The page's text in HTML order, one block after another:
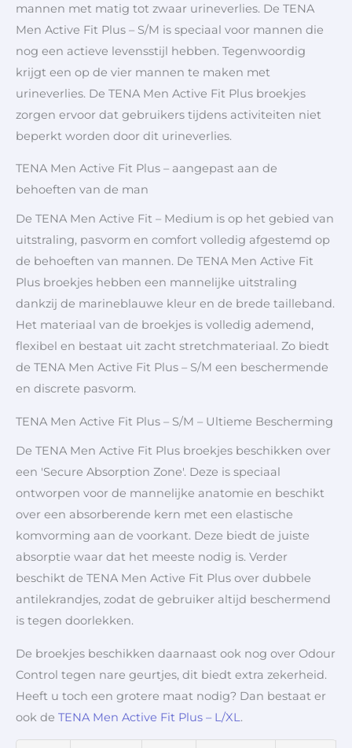
mannen met matig tot zwaar urineverlies. De TENA
Men Active Fit Plus – S/M is speciaal voor mannen die
nog een actieve levensstijl hebben. Tegenwoordig
krijgt een op de vier mannen te maken met
urineverlies. De TENA Men Active Fit Plus broekjes
zorgen ervoor dat gebruikers tijdens activiteiten niet
beperkt worden door dit urineverlies.
TENA Men Active Fit Plus – aangepast aan de
behoeften van de man
De TENA Men Active Fit – Medium is op het gebied van
uitstraling, pasvorm en comfort volledig afgestemd op
de behoeften van mannen. De TENA Men Active Fit
Plus broekjes hebben een mannelijke uitstraling
dankzij de marineblauwe kleur en de brede tailleband.
Het materiaal van de broekjes is volledig ademend,
flexibel en bestaat uit zacht stretchmateriaal. Zo biedt
de TENA Men Active Fit Plus – S/M een beschermende
en discrete pasvorm.
TENA Men Active Fit Plus – S/M – Ultieme Bescherming
De TENA Men Active Fit Plus broekjes beschikken over
een 'Secure Absorption Zone'. Deze is speciaal
ontworpen voor de mannelijke anatomie en beschikt
over een absorberende kern met een elastische
komvorming aan de voorkant. Deze biedt de juiste
absorptie waar dat het meeste nodig is. Verder
beschikt de TENA Men Active Fit Plus over dubbele
antilekrandjes, zodat de gebruiker altijd beschermend
is tegen doorlekken.
De broekjes beschikken daarnaast ook nog over Odour
Control tegen nare geurtjes, dit biedt extra zekerheid.
Heeft u toch een grotere maat nodig? Dan bestaat er
ook de TENA Men Active Fit Plus – L/XL.